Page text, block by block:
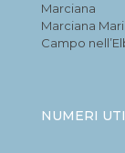
Marciana
Marciana
Campo
NUMERI